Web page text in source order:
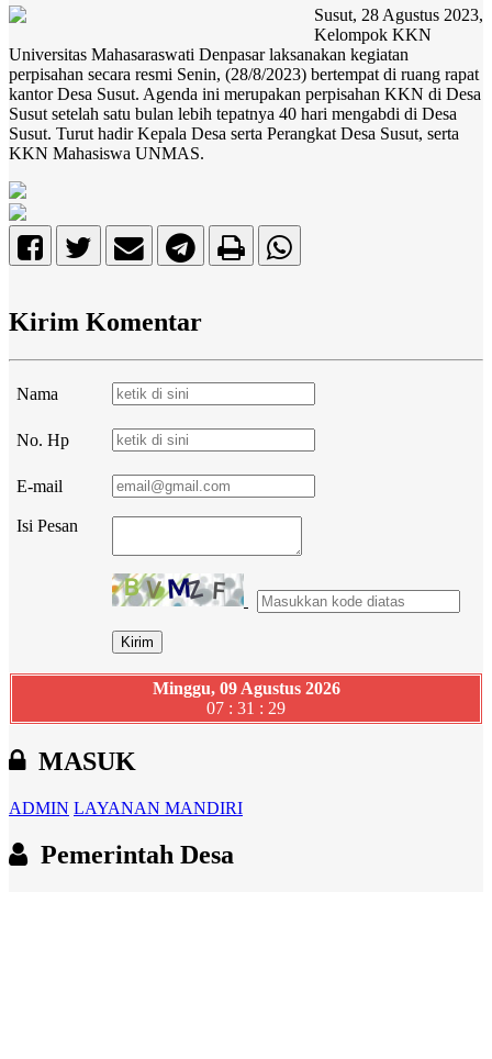
Susut, 28 Agustus 2023,
Kelompok KKN
Universitas Mahasaraswati Denpasar laksanakan kegiatan
perpisahan secara resmi Senin, (28/8/2023) bertempat di ruang rapat
kantor Desa Susut. Agenda ini merupakan perpisahan KKN di Desa
Susut setelah satu bulan lebih tepatnya 40 hari mengabdi di Desa
Susut. Turut hadir Kepala Desa serta Perangkat Desa Susut, serta
KKN Mahasiswa UNMAS.
Kirim Komentar
Nama
No. Hp
E-mail
Isi Pesan
Minggu, 09 Agustus 2026
07 : 31 : 30
MASUK
ADMIN LAYANAN MANDIRI
Pemerintah Desa